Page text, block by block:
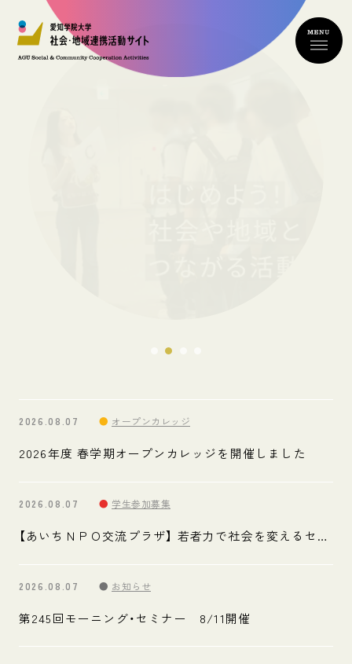
2026.08.07 ● オープンカレッジ
2026年度 春学期オープンカレッジを開催しました
2026.08.07 ● 学生参加募集
【あいちＮＰＯ交流プラザ】 若者力で社会を変えるセミ
2026.08.07 ● お知らせ
第245回モーニング・セミナー　8/11開催